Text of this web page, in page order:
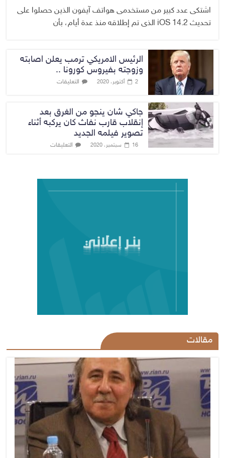
اشتكى عدد كبير من مستخدمى هواتف آيفون الذين حصلوا على
تحديث iOS 14.2 الذى تم إطلاقه منذ عدة أيام، بأن
الرئيس الامريكي ترمب يعلن اصابته
وزوجته بفيروس كورونا ..
2 أكتوبر، 2020 التعليقات
جاكي شان ينجو من الغرق بعد
إنقلاب قارب نفاث كان يركبه أثناء
تصوير فيلمه الجديد
16 سبتمبر، 2020 التعليقات
مقالات